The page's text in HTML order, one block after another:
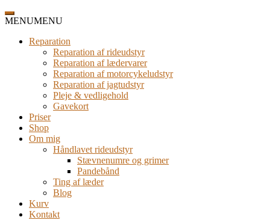
Spring
til
MENUMENU
Reparation
Reparation af rideudstyr
Reparation af lædervarer
Reparation af motorcykeludstyr
Reparation af jagtudstyr
Pleje & vedligehold
Gavekort
Priser
Shop
Om mig
Håndlavet rideudstyr
Stævnenumre og grimer
Pandebånd
Ting af læder
Blog
Kurv
Kontakt